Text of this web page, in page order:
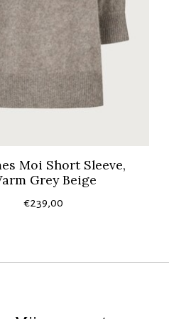
Moi Short Sleeve,
Grey Beige
€239,00